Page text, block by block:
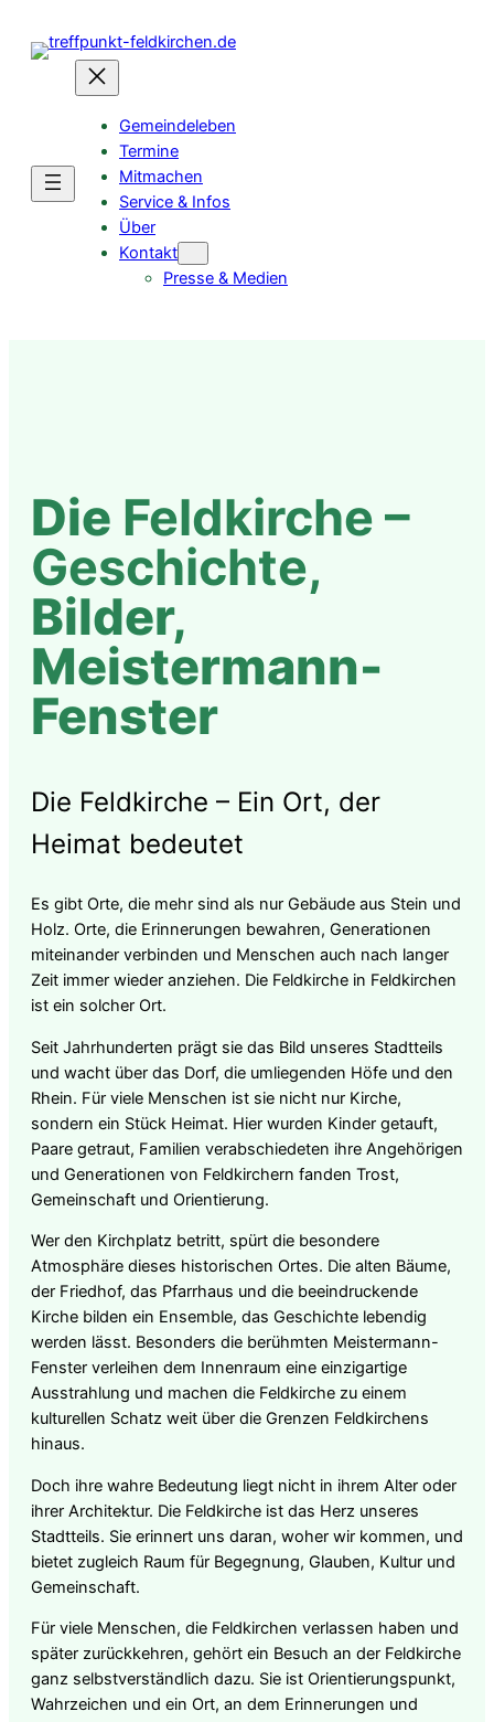
Gemeindeleben
Termine
Mitmachen
Service & Infos
Über
Kontakt
Presse & Medien
Die Feldkirche –
Geschichte,
Bilder,
Meistermann-
Fenster
Die Feldkirche – Ein Ort, der
Heimat bedeutet
Es gibt Orte, die mehr sind als nur Gebäude aus Stein und
Holz. Orte, die Erinnerungen bewahren, Generationen
miteinander verbinden und Menschen auch nach langer
Zeit immer wieder anziehen. Die Feldkirche in Feldkirchen
ist ein solcher Ort.
Seit Jahrhunderten prägt sie das Bild unseres Stadtteils
und wacht über das Dorf, die umliegenden Höfe und den
Rhein. Für viele Menschen ist sie nicht nur Kirche,
sondern ein Stück Heimat. Hier wurden Kinder getauft,
Paare getraut, Familien verabschiedeten ihre Angehörigen
und Generationen von Feldkirchern fanden Trost,
Gemeinschaft und Orientierung.
Wer den Kirchplatz betritt, spürt die besondere
Atmosphäre dieses historischen Ortes. Die alten Bäume,
der Friedhof, das Pfarrhaus und die beeindruckende
Kirche bilden ein Ensemble, das Geschichte lebendig
werden lässt. Besonders die berühmten Meistermann-
Fenster verleihen dem Innenraum eine einzigartige
Ausstrahlung und machen die Feldkirche zu einem
kulturellen Schatz weit über die Grenzen Feldkirchens
hinaus.
Doch ihre wahre Bedeutung liegt nicht in ihrem Alter oder
ihrer Architektur. Die Feldkirche ist das Herz unseres
Stadtteils. Sie erinnert uns daran, woher wir kommen, und
bietet zugleich Raum für Begegnung, Glauben, Kultur und
Gemeinschaft.
Für viele Menschen, die Feldkirchen verlassen haben und
später zurückkehren, gehört ein Besuch an der Feldkirche
ganz selbstverständlich dazu. Sie ist Orientierungspunkt,
Wahrzeichen und ein Ort, an dem Erinnerungen und